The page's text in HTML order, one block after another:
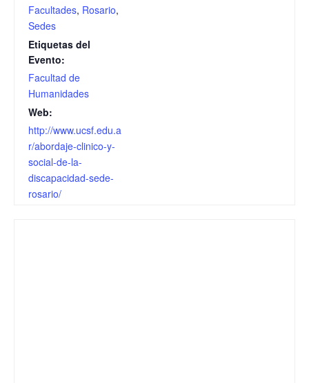
Facultades, Rosario,
Sedes
Etiquetas del
Evento:
Facultad de
Humanidades
Web:
http://www.ucsf.edu.a
r/abordaje-clinico-y-
social-de-la-
discapacidad-sede-
rosario/